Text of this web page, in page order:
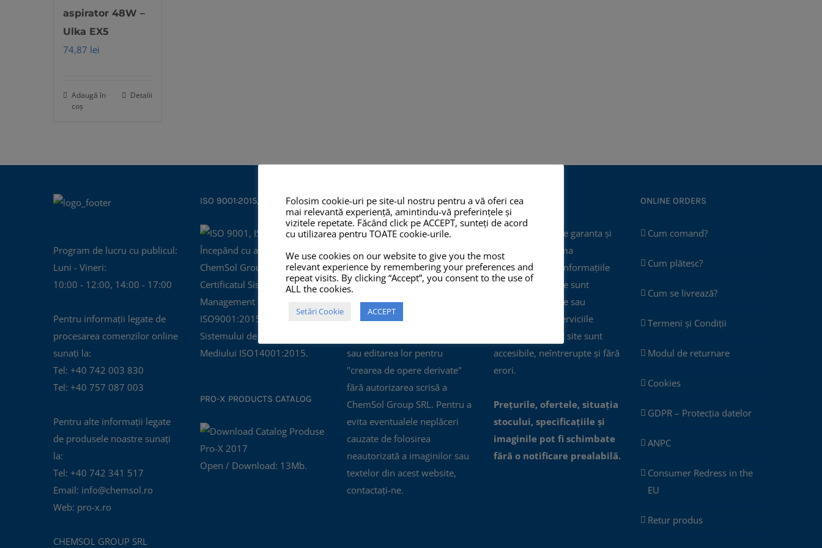
aspirator 48W –
Ulka EX5
74,87 lei
Adaugă în
coș
Detalii
Program de lucru cu publicul:
Luni - Vineri:
10:00 - 12:00, 14:00 - 17:00
Pentru informații legate de
procesarea comenzilor online
sunați la:
Tel: +40 742 003 830
Tel: +40 757 087 003
Pentru alte informații legate
de produsele noastre sunați
la:
Tel: +40 742 341 517
Email: info@chemsol.ro
Web: pro-x.ro
CHEMSOL GROUP SRL
ISO 9001:2015, ISO 14001:2015
Începând cu anul 2012,
ChemSol Group deține
Certificatul Sistemului de
Management al Calității
ISO9001:2015 și Certificatul
Sistemului de Management al
Mediului ISO14001:2015.
PRO-X PRODUCTS CATALOG
Open / Download: 13Mb.
COPYRIGHT
TOATE imaginile și textele din
acest site sunt proprietate
privată și NU este permisă
copierea, multiplicarea sau
folosirea în scopuri
comerciale, NU este permisă
sau editarea lor pentru
"crearea de opere derivate"
fără autorizarea scrisă a
ChemSol Group SRL. Pentru a
evita eventualele neplăceri
cauzate de folosirea
neautorizată a imaginilor sau
textelor din acest website,
contactați-ne.
INFO
Pro-X.ro nu poate garanta și
nu își poate asuma
răspunderea că informațiile
prezentate pe site sunt
corecte, complete sau
actualizate, iar serviciile
oferite prin acest site sunt
accesibile, neîntrerupte și fără
erori.
Prețurile, ofertele, situația
stocului, specificațiile și
imaginile pot fi schimbate
fără o notificare prealabilă.
ONLINE ORDERS
Cum comand?
Cum plătesc?
Cum se livrează?
Termeni și Condiții
Modul de returnare
Cookies
GDPR – Protecția datelor
ANPC
Consumer Redress in the
EU
Retur produs
Folosim cookie-uri pe site-ul nostru pentru a vă oferi cea
mai relevantă experiență, amintindu-vă preferințele și
vizitele repetate. Făcând click pe ACCEPT, sunteți de acord
cu utilizarea pentru TOATE cookie-urile.
We use cookies on our website to give you the most
relevant experience by remembering your preferences and
repeat visits. By clicking “Accept”, you consent to the use of
ALL the cookies.
Setări Cookie ACCEPT